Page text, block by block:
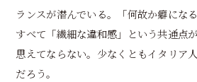
ランスが潜んでいる。「何故か癖にな
すべて「繊細な違和感」という共通点
思えてならない。少なくともイタリア
だろう。